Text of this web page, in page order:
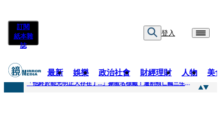
訂閱
紙本雜
誌
登入
最新 娛樂 政治社會 財經理財 人物 美
快訊
「他終於能光明正大存在了...」撕匿名標籤！遭割頸亡國三生「楊承勳」真名解禁 乾妹法庭抗辯引眾怒